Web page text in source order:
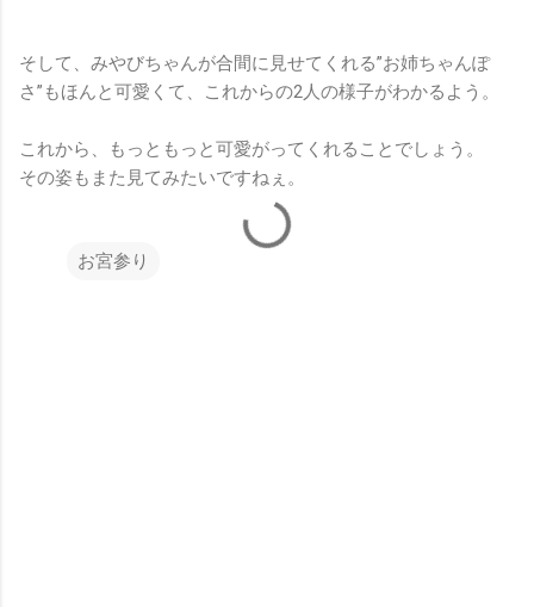
そして、みやびちゃんが合間に見せてくれる”お姉ちゃんぽ
さ”もほんと可愛くて、これからの2人の様子がわかるよう。
これから、もっともっと可愛がってくれることでしょう。
その姿もまた見てみたいですねぇ。
お宮参り